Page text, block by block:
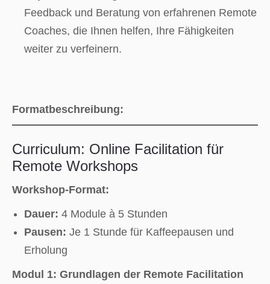
Feedback und Beratung von erfahrenen Remote
Coaches, die Ihnen helfen, Ihre Fähigkeiten
weiter zu verfeinern.
Formatbeschreibung:
Curriculum: Online Facilitation für
Remote Workshops
Workshop-Format:
Dauer: 4 Module à 5 Stunden
Pausen: Je 1 Stunde für Kaffeepausen und
Erholung
Modul 1: Grundlagen der Remote Facilitation